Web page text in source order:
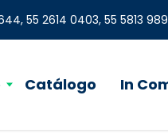
55 2614 0403, 55 5813
Catálogo In